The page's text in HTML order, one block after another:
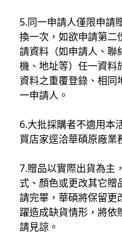
5.同一申請人僅限申請
換一次，如欲申請第二
請資料（如申請人、聯
機、地址等）任一資料
資料之重覆登錄、相同
一申請人。
6.大批採購者不適用本
買店家逕洽華碩原廠
7.贈品以實際出貨為主
式、顏色或更改其它贈
請完畢，華碩將保留更
躍造成缺貨情形，將依
請見諒。